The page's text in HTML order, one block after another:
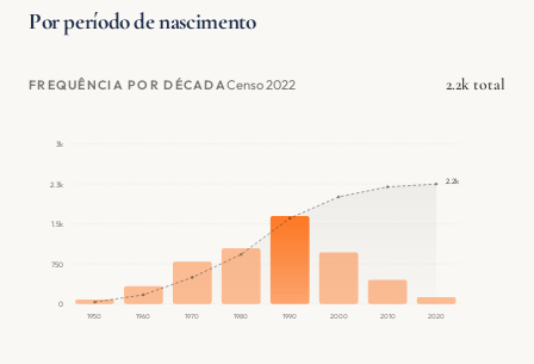
Por período de nascimento
FREQUÊNCIA POR DÉCADACenso 2022 2.2k total
0
750
1.5k
2.3k
3k
1950 1960 1970 1980 1990 2000 2010 2020
2.2k